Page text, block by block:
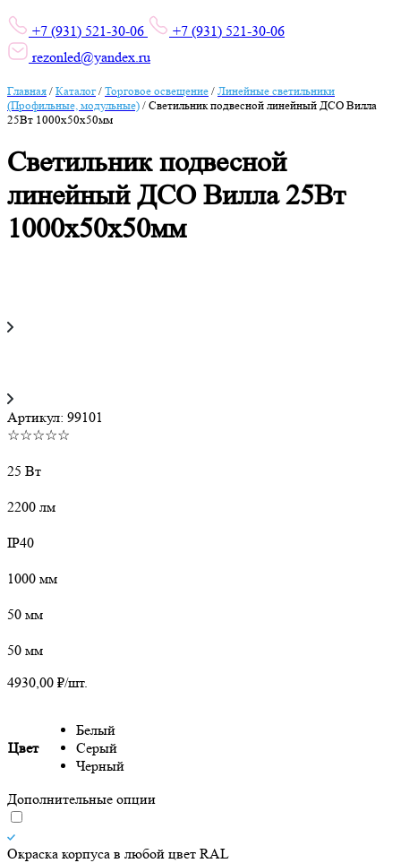
+7 (931) 521-30-06
+7 (931) 521-30-06
rezonled@yandex.ru
Главная / Каталог/ Торговое освещение / Линейные светильники
(Профильные, модульные) / Светильник подвесной линейный ДСО Вилла
25Вт 1000х50х50мм
Светильник подвесной
линейный ДСО Вилла 25Вт
1000х50х50мм
Артикул: 99101
☆☆☆☆☆
25 Вт
2200 лм
IP40
1000 мм
50 мм
50 мм
4930,00 ₽/шт.
Цвет
Белый
Серый
Черный
Дополнительные опции
Окраска корпуса в любой цвет RAL